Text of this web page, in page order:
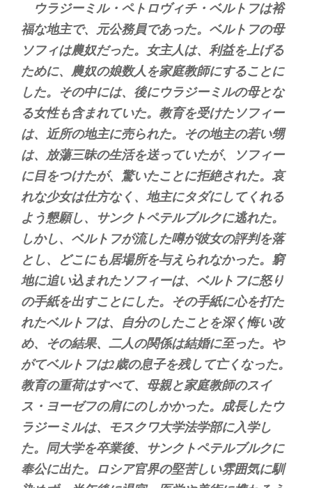
ウラジーミル・ペトロヴィチ・ベルトフは裕
福な地主で、元公務員であった。ベルトフの母
ソフィは農奴だった。女主人は、利益を上げる
ために、農奴の娘数人を家庭教師にすることに
した。その中には、後にウラジーミルの母とな
る女性も含まれていた。教育を受けたソフィー
は、近所の地主に売られた。その地主の若い甥
は、放蕩三昧の生活を送っていたが、ソフィー
に目をつけたが、驚いたことに拒絶された。哀
れな少女は仕方なく、地主にタダにしてくれる
よう懇願し、サンクトペテルブルクに逃れた。
しかし、ベルトフが流した噂が彼女の評判を落
とし、どこにも居場所を与えられなかった。窮
地に追い込まれたソフィーは、ベルトフに怒り
の手紙を出すことにした。その手紙に心を打た
れたベルトフは、自分のしたことを深く悔い改
め、その結果、二人の関係は結婚に至った。や
がてベルトフは2歳の息子を残して亡くなった。
教育の重荷はすべて、母親と家庭教師のスイ
ス・ヨーゼフの肩にのしかかった。成長したウ
ラジーミルは、モスクワ大学法学部に入学し
た。同大学を卒業後、サンクトペテルブルクに
奉公に出た。ロシア官界の堅苦しい雰囲気に馴